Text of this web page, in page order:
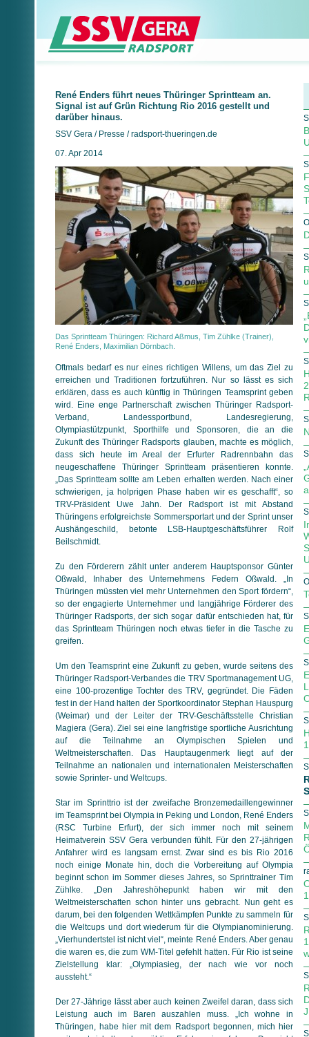
René Enders führt neues Thüringer Sprintteam an.
Signal ist auf Grün Richtung Rio 2016 gestellt und
darüber hinaus.
SSV Gera / Presse / radsport-thueringen.de
07. Apr 2014
Das Sprintteam Thüringen: Richard Aßmus, Tim Zühlke (Trainer),
René Enders, Maximilian Dörnbach.
Oftmals bedarf es nur eines richtigen Willens, um das Ziel zu
erreichen und Traditionen fortzuführen. Nur so lässt es sich
erklären, dass es auch künftig in Thüringen Teamsprint geben
wird. Eine enge Partnerschaft zwischen Thüringer Radsport-
Verband, Landessportbund, Landesregierung,
Olympiastützpunkt, Sporthilfe und Sponsoren, die an die
Zukunft des Thüringer Radsports glauben, machte es möglich,
dass sich heute im Areal der Erfurter Radrennbahn das
neugeschaffene Thüringer Sprintteam präsentieren konnte.
„Das Sprintteam sollte am Leben erhalten werden. Nach einer
schwierigen, ja holprigen Phase haben wir es geschafft“, so
TRV-Präsident Uwe Jahn. Der Radsport ist mit Abstand
Thüringens erfolgreichste Sommersportart und der Sprint unser
Aushängeschild, betonte LSB-Hauptgeschäftsführer Rolf
Beilschmidt.
Zu den Förderern zählt unter anderem Hauptsponsor Günter
Oßwald, Inhaber des Unternehmens Federn Oßwald. „In
Thüringen müssten viel mehr Unternehmen den Sport fördern“,
so der engagierte Unternehmer und langjährige Förderer des
Thüringer Radsports, der sich sogar dafür entschieden hat, für
das Sprintteam Thüringen noch etwas tiefer in die Tasche zu
greifen.
Um den Teamsprint eine Zukunft zu geben, wurde seitens des
Thüringer Radsport-Verbandes die TRV Sportmanagement UG,
eine 100-prozentige Tochter des TRV, gegründet. Die Fäden
fest in der Hand halten der Sportkoordinator Stephan Hauspurg
(Weimar) und der Leiter der TRV-Geschäftsstelle Christian
Magiera (Gera). Ziel sei eine langfristige sportliche Ausrichtung
auf die Teilnahme an Olympischen Spielen und
Weltmeisterschaften. Das Hauptaugenmerk liegt auf der
Teilnahme an nationalen und internationalen Meisterschaften
sowie Sprinter- und Weltcups.
Star im Sprinttrio ist der zweifache Bronzemedaillengewinner
im Teamsprint bei Olympia in Peking und London, René Enders
(RSC Turbine Erfurt), der sich immer noch mit seinem
Heimatverein SSV Gera verbunden fühlt. Für den 27-jährigen
Anfahrer wird es langsam ernst. Zwar sind es bis Rio 2016
noch einige Monate hin, doch die Vorbereitung auf Olympia
beginnt schon im Sommer dieses Jahres, so Sprinttrainer Tim
Zühlke. „Den Jahreshöhepunkt haben wir mit den
Weltmeisterschaften schon hinter uns gebracht. Nun geht es
darum, bei den folgenden Wettkämpfen Punkte zu sammeln für
die Weltcups und dort wiederum für die Olympianominierung.
„Vierhundertstel ist nicht viel“, meinte René Enders. Aber genau
die waren es, die zum WM-Titel gefehlt hatten. Für Rio ist seine
Zielstellung klar: „Olympiasieg, der nach wie vor noch
aussteht.“
Der 27-Jährige lässt aber auch keinen Zweifel daran, dass sich
Leistung auch im Baren auszahlen muss. „Ich wohne in
Thüringen, habe hier mit dem Radsport begonnen, mich hier